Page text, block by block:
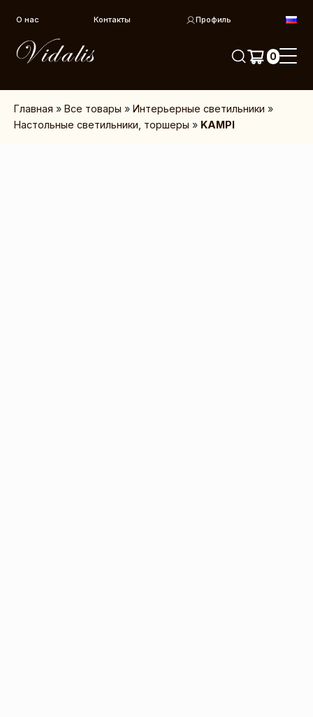
О нас Контакты Профиль
0
Главная »Все товары »Интерьерные светильники »
Настольные светильники, торшеры » KAMPI